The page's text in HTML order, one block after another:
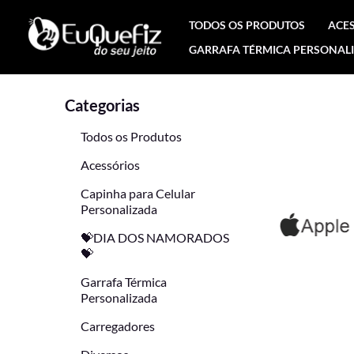
conteúdo
TODOS OS PRODUTOS
GARRAFA TÉRMICA
Categorias
Todos os Produtos
Acessórios
Capinha para Celular
Personalizada
💝DIA DOS NAMORADOS
💝
Garrafa Térmica
Personalizada
Carregadores